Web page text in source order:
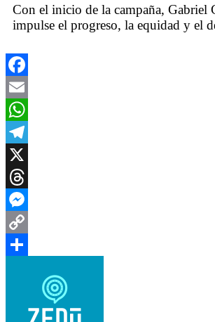
Con el inicio de la campaña, Gabriel
impulse el progreso, la equidad y el
Facebook
Email
WhatsApp
Telegram
X
Threads
Messenger
Copy